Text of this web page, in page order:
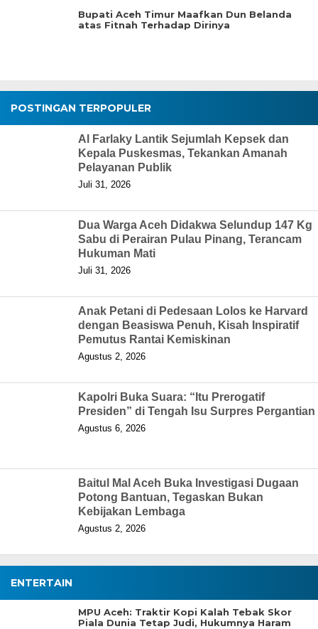
Bupati Aceh Timur Maafkan Dun Belanda
atas Fitnah Terhadap Dirinya
POSTINGAN TERPOPULER
Al Farlaky Lantik Sejumlah Kepsek dan
Kepala Puskesmas, Tekankan Amanah
Pelayanan Publik
Juli 31, 2026
Dua Warga Aceh Didakwa Selundup 147 Kg
Sabu di Perairan Pulau Pinang, Terancam
Hukuman Mati
Juli 31, 2026
Anak Petani di Pedesaan Lolos ke Harvard
dengan Beasiswa Penuh, Kisah Inspiratif
Pemutus Rantai Kemiskinan
Agustus 2, 2026
Kapolri Buka Suara: “Itu Prerogatif
Presiden” di Tengah Isu Surpres Pergantian
Agustus 6, 2026
Baitul Mal Aceh Buka Investigasi Dugaan
Potong Bantuan, Tegaskan Bukan
Kebijakan Lembaga
Agustus 2, 2026
ENTERTAIN
MPU Aceh: Traktir Kopi Kalah Tebak Skor
Piala Dunia Tetap Judi, Hukumnya Haram